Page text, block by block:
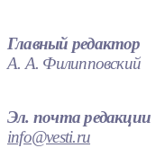
Главный редактор
А. А. Филипповский
Эл. почта редакции
info@vesti.ru